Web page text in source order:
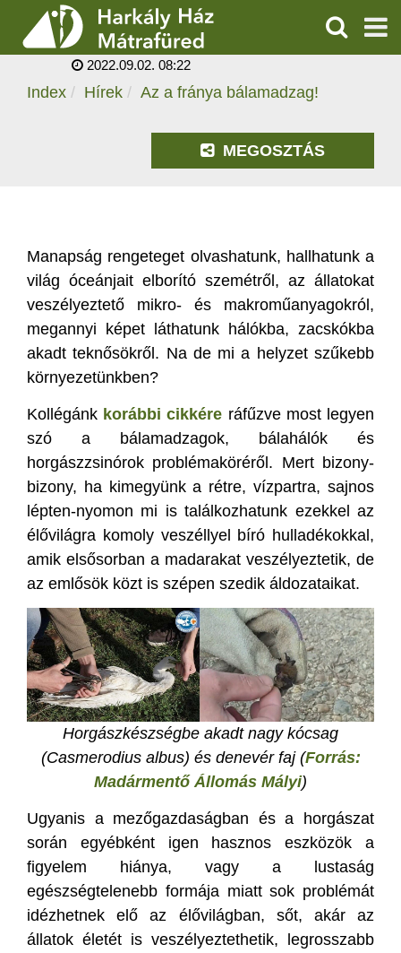
ÁRAK, NYITVATARTÁS
KERESÉS
AZ A FRÁNYA
BÁLAMADZAG!
2022.09.02. 08:22
Index Hírek Az a fránya bálamadzag!
MEGOSZTÁS
Manapság rengeteget olvashatunk, hallhatunk a
világ óceánjait elborító szemétről, az állatokat
veszélyeztető mikro- és makroműanyagokról,
megannyi képet láthatunk hálókba, zacskókba
akadt teknősökről. Na de mi a helyzet szűkebb
környezetünkben?
Kollégánk korábbi cikkére ráfűzve most legyen
szó a bálamadzagok, bálahálók és
horgászzsinórok problémaköréről. Mert bizony-
bizony, ha kimegyünk a rétre, vízpartra, sajnos
lépten-nyomon mi is találkozhatunk ezekkel az
élővilágra komoly veszéllyel bíró hulladékokkal,
amik elsősorban a madarakat veszélyeztetik, de
az emlősök közt is szépen szedik áldozataikat.
Horgászkészségbe akadt nagy kócsag
(Casmerodius albus) és denevér faj (Forrás:
Madármentő Állomás Mályi)
Ugyanis a mezőgazdaságban és a horgászat
során egyébként igen hasznos eszközök a
figyelem hiánya, vagy a lustaság
egészségtelenebb formája miatt sok problémát
idézhetnek elő az élővilágban, sőt, akár az
állatok életét is veszélyeztethetik, legrosszabb